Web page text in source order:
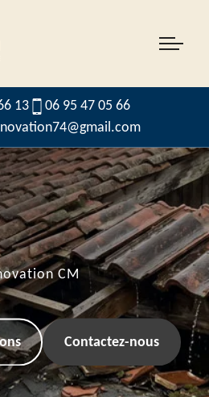
13
06 95 47 05 66
CM
Contactez-nous